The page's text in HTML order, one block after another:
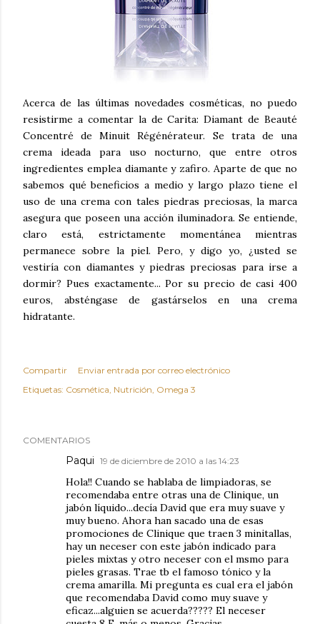
Acerca de las últimas novedades cosméticas, no puedo
resistirme a comentar la de Carita: Diamant de Beauté
Concentré de Minuit Régénérateur. Se trata de una
crema ideada para uso nocturno, que entre otros
ingredientes emplea diamante y zafiro. Aparte de que no
sabemos qué beneficios a medio y largo plazo tiene el
uso de una crema con tales piedras preciosas, la marca
asegura que poseen una acción iluminadora. Se entiende,
claro está, estrictamente momentánea mientras
permanece sobre la piel. Pero, y digo yo, ¿usted se
vestiría con diamantes y piedras preciosas para irse a
dormir? Pues exactamente... Por su precio de casi 400
euros, absténgase de gastárselos en una crema
hidratante.
Compartir
Enviar entrada por correo electrónico
Etiquetas: Cosmética Nutrición Omega 3
COMENTARIOS
Paqui 19 de diciembre de 2010 a las 14:23
Hola!! Cuando se hablaba de limpiadoras, se
recomendaba entre otras una de Clinique, un
jabón líquido...decía David que era muy suave y
muy bueno. Ahora han sacado una de esas
promociones de Clinique que traen 3 minitallas,
hay un neceser con este jabón indicado para
pieles mixtas y otro neceser con el msmo para
pieles grasas. Trae tb el famoso tónico y la
crema amarilla. Mi pregunta es cual era el jabón
que recomendaba David como muy suave y
eficaz...alguien se acuerda????? El neceser